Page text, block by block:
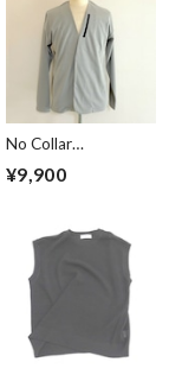
No Collar
Cardigan Greige
¥9,900